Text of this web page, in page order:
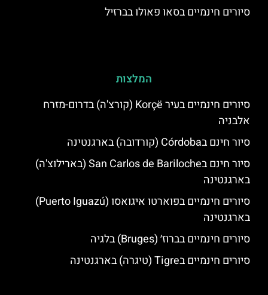
סיורים חינמיים בסאו פאולו בברזיל
המלצות
סיורים חינמיים בעיר Korçë (קורצ'ה) בדרום-מזרח
אלבניה
סיור חינם בCórdoba (קורדובה) בארגנטינה
סיור חינם בSan Carlos de Bariloche (בארילוצ'ה)
בארגנטינה
סיורים חינמיים בפוארטו איגואסו (Puerto Iguazú)
בארגנטינה
סיורים חינמיים בברוז׳ (Bruges) בלגיה
סיורים חינמיים בTigre (טיגרה) בארגנטינה